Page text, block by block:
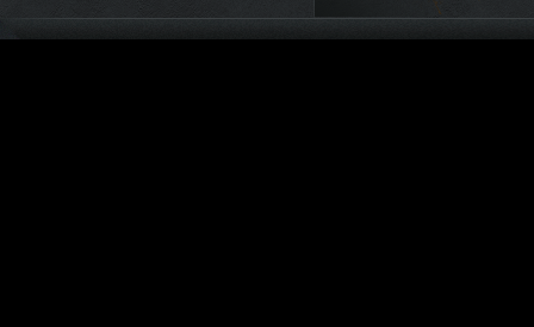
KADOZERRest devenu membre. Welcome !!!
30.08.2020 12:38
regroupant 8 autres sites (
ainsi que + d'une douzaine de